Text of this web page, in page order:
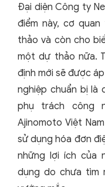
Đại diện Công ty
điểm này, cơ
thảo và còn cho
một dự thảo nữa.
định mới sẽ được
nghiệp chuẩn bị là
phụ trách công
Ajinomoto Việt
sử dụng hóa đơn
những lợi ích của
dụng do chưa tìm